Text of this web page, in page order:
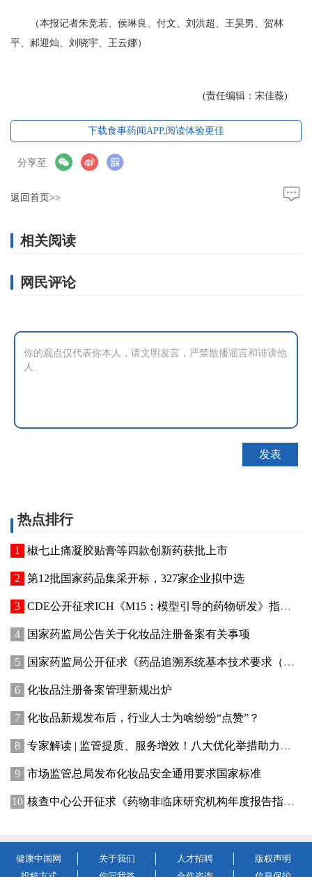
（本报记者朱竞若、侯琳良、付文、刘洪超、王昊男、贺林
平、郝迎灿、刘晓宇、王云娜）
(责任编辑：宋佳薇)
下载食事药闻APP,阅读体验更佳
分享至
返回首页>>
相关阅读
网民评论
热点排行
椒七止痛凝胶贴膏等四款创新药获批上市
第12批国家药品集采开标，327家企业拟中选
CDE公开征求ICH《M15：模型引导的药物研发》指导原则实施建议和中文翻译稿意见
国家药监局公告关于化妆品注册备案有关事项
国家药监局公开征求《药品追溯系统基本技术要求（修订征求意见稿）》意见
化妆品注册备案管理新规出炉
化妆品新规发布后，行业人士为啥纷纷“点赞”？
专家解读 | 监管提质、服务增效！八大优化举措助力提升化妆品行业创新活力
市场监管总局发布化妆品安全通用要求国家标准
核查中心公开征求《药物非临床研究机构年度报告指南（征求意见稿）》意见
健康中国网 关于我们 人才招聘
版权声明